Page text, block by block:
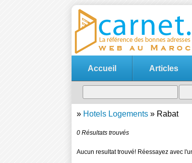
Accueil Articles
» Hotels Logements » Rabat
0 Résultats trouvés
Aucun resultat trouvé! Réessayez avec